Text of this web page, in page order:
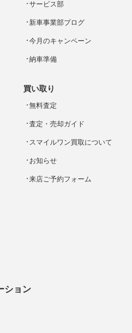
ション
サービス部
新車事業部ブログ
今月のキャンペーン
納車準備
買い取り
無料査定
査定・売却ガイド
スマイルワン買取について
お知らせ
来店ご予約フォーム